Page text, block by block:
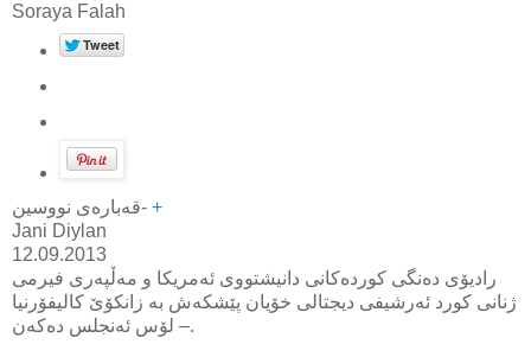
Soraya Falah
قه‌باره‌ی نووسین- +
Jani Diylan
12.09.2013
رادیۆی ده‌نگی کورده‌کانی دانیشتووی ئه‌مریکا و مه‌ڵپه‌ری فیرمی
ژنانی کورد ئه‌رشیفی دیجتالی خۆیان پێشکه‌ش به‌ زانکۆێ کالیفۆرنیا
– لۆس ئه‌نجلس ده‌که‌ن.